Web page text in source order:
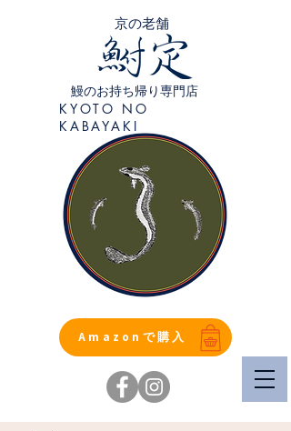
​京の老舗
鰻のお持ち帰り専門店
KYOTO NO
KABAYAKI
Amazonで購入